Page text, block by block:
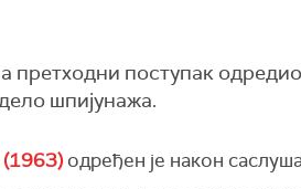
претходни поступак
шпијунажа.
одређен је након